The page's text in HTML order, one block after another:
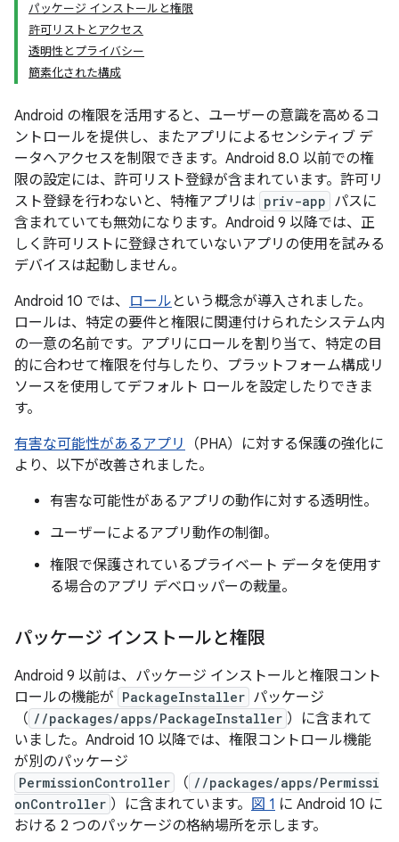
パッケージ インストールと権限
許可リストとアクセス
透明性とプライバシー
簡素化された構成
Android の権限を活用すると、ユーザーの意識を高めるコ
ントロールを提供し、またアプリによるセンシティブ デ
ータへアクセスを制限できます。Android 8.0 以前での権
限の設定には、許可リスト登録が含まれています。許可リ
スト登録を行わないと、特権アプリは priv-app パスに
含まれていても無効になります。Android 9 以降では、正
しく許可リストに登録されていないアプリの使用を試みる
デバイスは起動しません。
Android 10 では、 ロール という概念が導入されました。
ロールは、特定の要件と権限に関連付けられたシステム内
の一意の名前です。アプリにロールを割り当て、特定の目
的に合わせて権限を付与したり、プラットフォーム構成リ
ソースを使用してデフォルト ロールを設定したりできま
す。
有害な可能性があるアプリ
（PHA）に対する保護の強化に
より、以下が改善されました。
有害な可能性があるアプリの動作に対する透明性。
ユーザーによるアプリ動作の制御。
権限で保護されているプライベート データを使用す
る場合のアプリ デベロッパーの裁量。
パッケージ インストールと権限
Android 9 以前は、パッケージ インストールと権限コント
ロールの機能が PackageInstaller パッケージ
（ //packages/apps/PackageInstaller ）に含まれて
いました。Android 10 以降では、権限コントロール機能
が別のパッケージ
PermissionController （ //packages/apps/Permissi
onController ）に含まれています。 図 1 に Android 10 に
おける 2 つのパッケージの格納場所を示します。